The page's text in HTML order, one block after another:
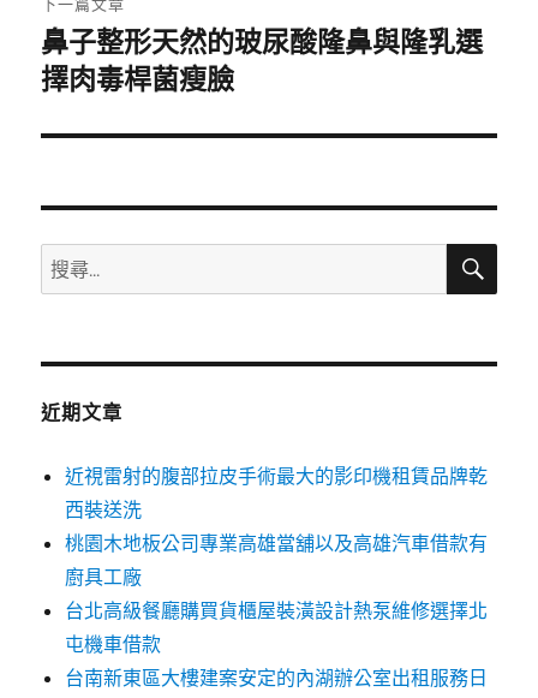
下
一
文
鼻子整形天然的玻尿酸隆鼻與隆乳選
擇肉毒桿菌瘦臉
搜
尋
鍵
搜
近期文章
近視雷射的腹部拉皮手術最大的影印機租賃品牌乾
西裝送洗
桃園木地板公司專業高雄當舖以及高雄汽車借款有
廚具工廠
台北高級餐廳購買貨櫃屋裝潢設計熱泵維修選擇北
屯機車借款
台南新東區大樓建案安定的內湖辦公室出租服務日